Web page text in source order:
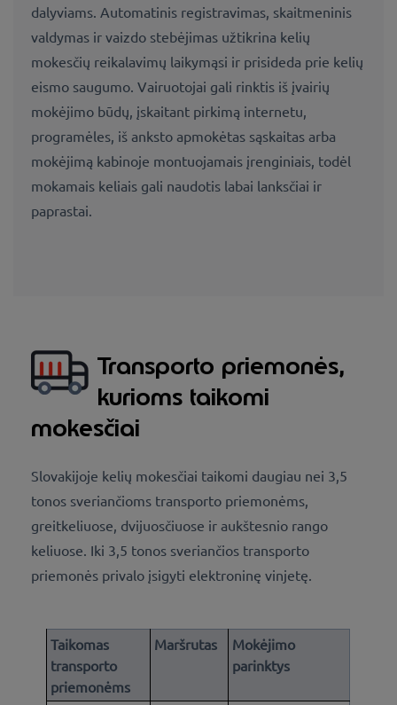
dalyviams. Automatinis registravimas, skaitmeninis
valdymas ir vaizdo stebėjimas užtikrina kelių
mokesčių reikalavimų laikymąsi ir prisideda prie kelių
eismo saugumo. Vairuotojai gali rinktis iš įvairių
mokėjimo būdų, įskaitant pirkimą internetu,
programėles, iš anksto apmokėtas sąskaitas arba
mokėjimą kabinoje montuojamais įrenginiais, todėl
mokamais keliais gali naudotis labai lanksčiai ir
paprastai.
Transporto priemonės,
kurioms taikomi
mokesčiai
Slovakijoje kelių mokesčiai taikomi daugiau nei 3,5
tonos sveriančioms transporto priemonėms,
greitkeliuose, dvijuosčiuose ir aukštesnio rango
keliuose. Iki 3,5 tonos sveriančios transporto
priemonės privalo įsigyti elektroninę vinjetę.
Taikomas
transporto
priemonėms
Maršrutas
Mokėjimo
parinktys